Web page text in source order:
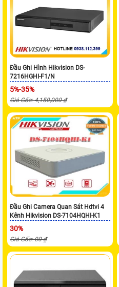
Đầu Ghi Hình Hikvision DS-
7216HGHI-F1/N
5%-35%
Giá Gốc: 4,150,000 ₫
Đầu Ghi Camera Quan Sát Hdtvi 4
Kênh Hikvision DS-7104HQHI-K1
30%
Giá Gốc: 00 ₫